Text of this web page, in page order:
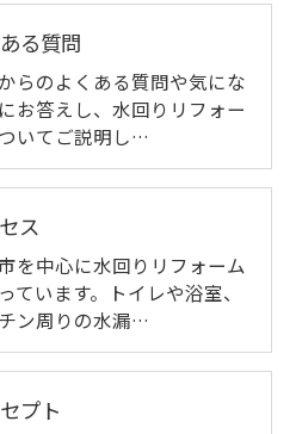
る質問
らのよくある質問や気にな
お答えし、水回りリフォー
いてご説明し…
ス
を中心に水回りリフォーム
ています。トイレや浴室、
ン周りの水漏…
プト